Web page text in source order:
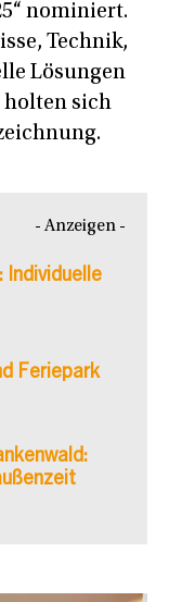
nominiert.
Technik,
Lösungen
holten sich
- Anzeigen -
Individuelle
Feriepark